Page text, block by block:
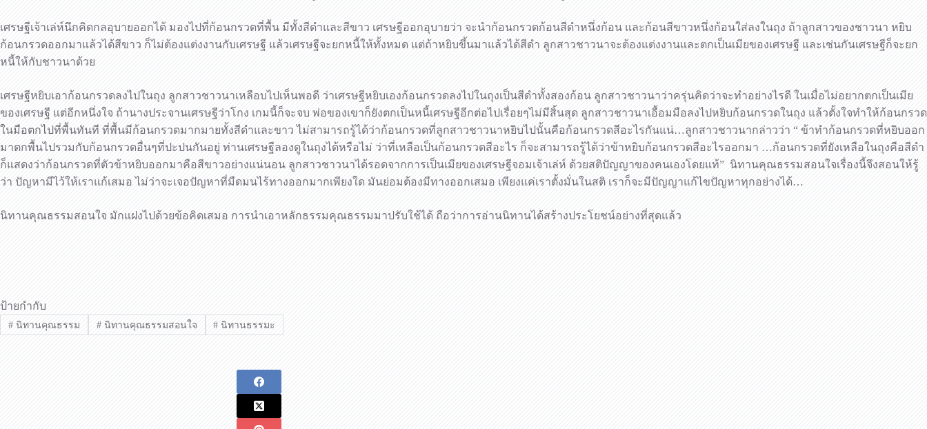
เศรษฐีเจ้าเล่ห์นึกคิดกลอุบายออกได้ มองไปที่ก้อนกรวดที่พื้น มีทั้งสีดำและสีขาว เศรษฐีออกอุบายว่า จะนำก้อนกรวดก้อนสีดำหนึ่งก้อน และก้อนสีขาวหนึ่งก้อนใส่ลงในถุง ถ้าลูกสาวของชาวนา หยิบ
ก้อนกรวดออกมาแล้วได้สีขาว ก็ไม่ต้องแต่งงานกับเศรษฐี แล้วเศรษฐีจะยกหนี้ให้ทั้งหมด แต่ถ้าหยิบขึ้นมาแล้วได้สีดำ ลูกสาวชาวนาจะต้องแต่งงานและตกเป็นเมียของเศรษฐี และเช่นกันเศรษฐีก็จะยก
หนี้ให้กับชาวนาด้วย
เศรษฐีหยิบเอาก้อนกรวดลงไปในถุง ลูกสาวชาวนาเหลือบไปเห็นพอดี ว่าเศรษฐีหยิบเองก้อนกรวดลงไปในถุงเป็นสีดำทั้งสองก้อน ลูกสาวชาวนาว่าครุ่นคิดว่าจะทำอย่างไรดี ในเมื่อไม่อยากตกเป็นเมีย
ของเศรษฐี แต่อีกหนึ่งใจ ถ้านางประจานเศรษฐีว่าโกง เกมนี้ก็จะจบ พ่อของเขาก็ยังตกเป็นหนี้เศรษฐีอีกต่อไปเรื่อยๆไม่มีสิ้นสุด ลูกสาวชาวนาเอื้อมมือลงไปหยิบก้อนกรวดในถุง แล้วตั้งใจทำให้ก้อนกรวด
ในมือตกไปที่พื้นทันที ที่พื้นมีก้อนกรวดมากมายทั้งสีดำและขาว ไม่สามารถรู้ได้ว่าก้อนกรวดที่ลูกสาวชาวนาหยิบไปนั้นคือก้อนกรวดสีอะไรกันแน่…ลูกสาวชาวนากล่าวว่า “ ข้าทำก้อนกรวดที่หยิบออก
มาตกพื้นไปรวมกับก้อนกรวดอื่นๆที่ปะปนกันอยู่ ท่านเศรษฐีลองดูในถุงได้หรือไม่ ว่าที่เหลือเป็นก้อนกรวดสีอะไร ก็จะสามารถรู้ได้ว่าข้าหยิบก้อนกรวดสีอะไรออกมา …ก้อนกรวดที่ยังเหลือในถุงคือสีดำ
ก็แสดงว่าก้อนกรวดที่ตัวข้าหยิบออกมาคือสีขาวอย่างแน่นอน ลูกสาวชาวนาได้รอดจากการเป็นเมียของเศรษฐีจอมเจ้าเล่ห์ ด้วยสติปัญญาของคนเองโดยแท้” นิทานคุณธรรมสอนใจเรื่องนี้จึงสอนให้รู้
ว่า ปัญหามีไว้ให้เราแก้เสมอ ไม่ว่าจะเจอปัญหาที่มืดมนไร้ทางออกมากเพียงใด มันย่อมต้องมีทางออกเสมอ เพียงแค่เราตั้งมั่นในสติ เราก็จะมีปัญญาแก้ไขปัญหาทุกอย่างได้…
นิทานคุณธรรมสอนใจ มักแฝงไปด้วยข้อคิดเสมอ การนำเอาหลักธรรมคุณธรรมมาปรับใช้ได้ ถือว่าการอ่านนิทานได้สร้างประโยชน์อย่างที่สุดแล้ว
ป้ายกำกับ
#นิทานคุณธรรม #นิทานคุณธรรมสอนใจ # นิทานธรรมะ